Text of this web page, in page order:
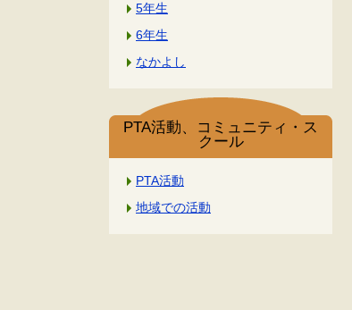
5年生
6年生
なかよし
PTA活動、コミュニティ・ス
クール
PTA活動
地域での活動